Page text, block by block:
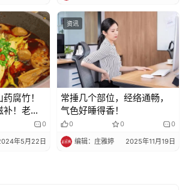
腐竹！
！老人
0
年5月22日
资讯
常捶几个部位，经络通畅，
气色好睡得香！
0 0 0
编辑：庄雅婷 2025年11月19日